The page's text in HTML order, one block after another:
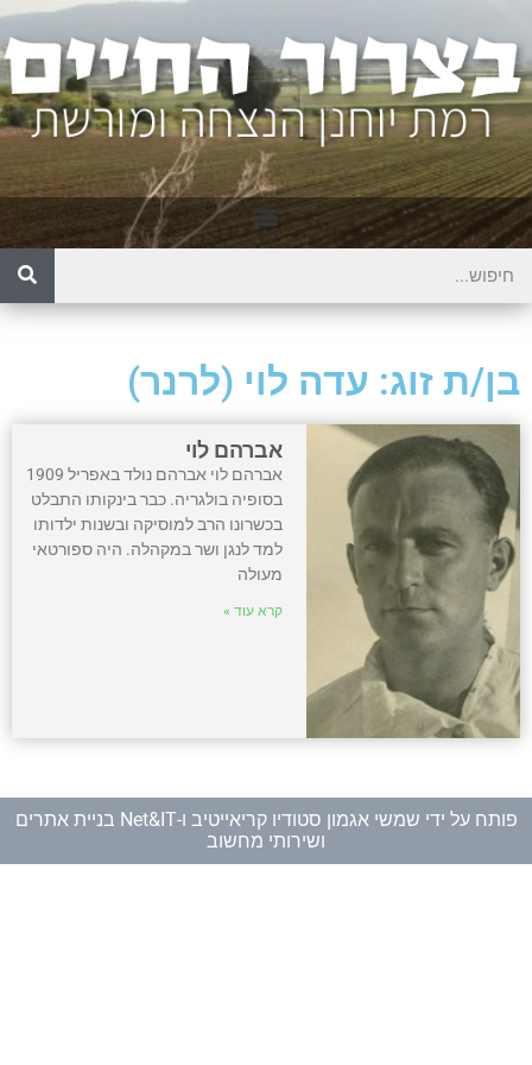
בן/ת זוג: עדה לוי (לרנר)
אברהם לוי
אברהם לוי אברהם נולד באפריל 1909
בסופיה בולגריה. כבר בינקותו התבלט
בכשרונו הרב למוסיקה ובשנות ילדותו
למד לנגן ושר במקהלה. היה ספורטאי
מעולה
קרא עוד »
פותח על ידי שמשי אגמון סטודיו קריאייטיב ו-
Net&IT בניית אתרים
ושירותי מחשוב